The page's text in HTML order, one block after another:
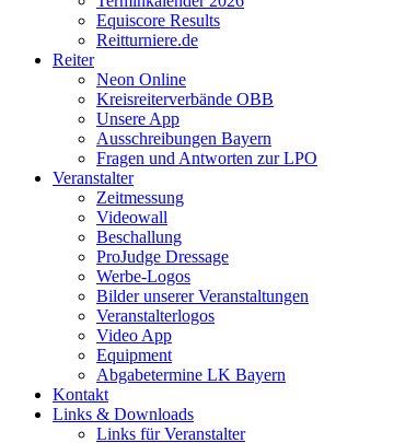
Equiscore Results
Reitturniere.de
Reiter
Neon Online
Kreisreiterverbände OBB
Unsere App
Ausschreibungen Bayern
Fragen und Antworten zur LPO
Veranstalter
Zeitmessung
Videowall
Beschallung
ProJudge Dressage
Werbe-Logos
Bilder unserer Veranstaltungen
Veranstalterlogos
Video App
Equipment
Abgabetermine LK Bayern
Kontakt
Links & Downloads
Links für Veranstalter